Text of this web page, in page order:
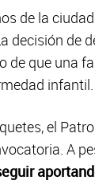
de la
decisión de
que una
infantil.
el
A